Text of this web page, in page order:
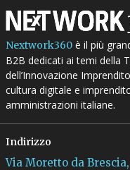
Nextwork360è il più
B2B dedicati ai temi della
dell’Innovazione
cultura digitale e
amministrazioni italiane.
Indirizzo
Via Moretto da